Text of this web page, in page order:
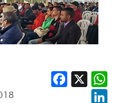
Facebook
X